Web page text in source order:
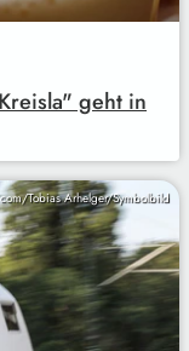
geht in
Tobias Arhelger/Symbolbild